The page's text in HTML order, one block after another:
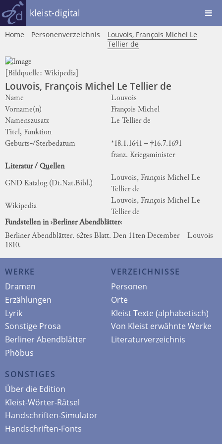
kleist-digital
Home Personenverzeichnis
Louvois, François Michel Le
Tellier de
[Bildquelle: Wikipedia
Louvois, François Michel Le Tellier de
Name
Louvois
Vorname(n)
François Michel
Namenszusatz
Le Tellier de
Titel, Funktion
Geburts-/Sterbedatum
*18.1.1641 – †16.7.1691
franz. Kriegsminister
Literatur / Quellen
GND Katalog (Dt.Nat.Bibl.)
Louvois, François Michel Le
Tellier de
Wikipedia
Louvois, François Michel Le
Tellier de
Fundstellen in ›Berliner Abendblätter‹
Berliner Abendblätter. 62tes Blatt. Den 11ten December
1810.
Louvois
WERKE
Dramen
Erzählungen
Lyrik
Sonstige Prosa
Berliner Abendblätter
Phöbus
VERZEICHNISSE
Personen
Orte
Kleist Texte (alphabetisch)
Von Kleist erwähnte Werke
Literaturverzeichnis
SONSTIGES
Über die Edition
Kleist-Wörter-Rätsel
Handschriften-Simulator
Handschriften-Fonts